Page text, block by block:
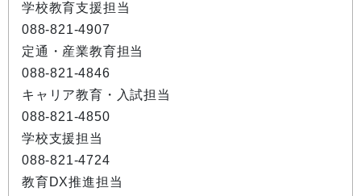
学校教育支援担当
088-821-4907
定通・産業教育担当
088-821-4846
キャリア教育・入試担当
088-821-4850
学校支援担当
088-821-4724
教育DX推進担当